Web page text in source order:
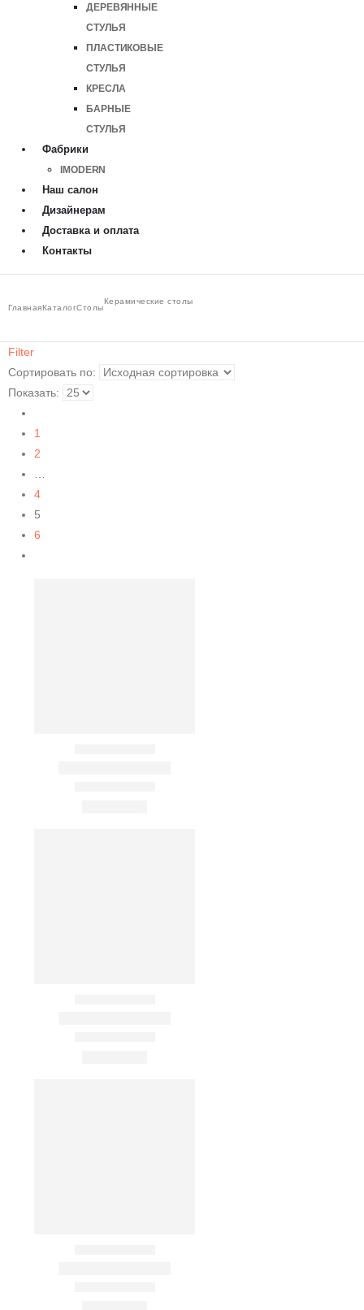
ДЕРЕВЯННЫЕ
СТУЛЬЯ
ПЛАСТИКОВЫЕ
СТУЛЬЯ
КРЕСЛА
БАРНЫЕ
СТУЛЬЯ
Фабрики
IMODERN
Наш салон
Дизайнерам
Доставка и оплата
Контакты
ГлавнаяКаталогСтолы
Керамические столы
Filter
Сортировать по:
Показать:
1
2
4
5
6